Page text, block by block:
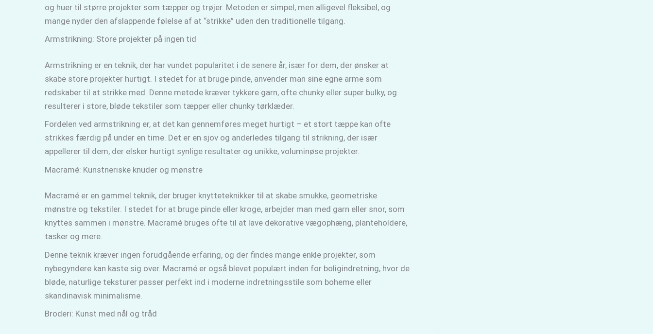
og huer til større projekter som tæpper og trøjer. Metoden er simpel, men alligevel fleksibel, og
mange nyder den afslappende følelse af at “strikke” uden den traditionelle tilgang.
Armstrikning: Store projekter på ingen tid
Armstrikning er en teknik, der har vundet popularitet i de senere år, især for dem, der ønsker at
skabe store projekter hurtigt. I stedet for at bruge pinde, anvender man sine egne arme som
redskaber til at strikke med. Denne metode kræver tykkere garn, ofte chunky eller super bulky, og
resulterer i store, bløde tekstiler som tæpper eller chunky tørklæder.
Fordelen ved armstrikning er, at det kan gennemføres meget hurtigt – et stort tæppe kan ofte
strikkes færdig på under en time. Det er en sjov og anderledes tilgang til strikning, der især
appellerer til dem, der elsker hurtigt synlige resultater og unikke, voluminøse projekter.
Macramé: Kunstneriske knuder og mønstre
Macramé er en gammel teknik, der bruger knytteteknikker til at skabe smukke, geometriske
mønstre og tekstiler. I stedet for at bruge pinde eller kroge, arbejder man med garn eller snor, som
knyttes sammen i mønstre. Macramé bruges ofte til at lave dekorative vægophæng, planteholdere,
tasker og mere.
Denne teknik kræver ingen forudgående erfaring, og der findes mange enkle projekter, som
nybegyndere kan kaste sig over. Macramé er også blevet populært inden for boligindretning, hvor de
bløde, naturlige teksturer passer perfekt ind i moderne indretningsstile som boheme eller
skandinavisk minimalisme.
Broderi: Kunst med nål og tråd